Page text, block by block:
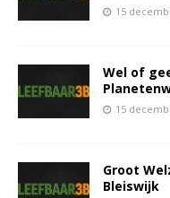
15
Wel of
15
Groot
Bleiswijk